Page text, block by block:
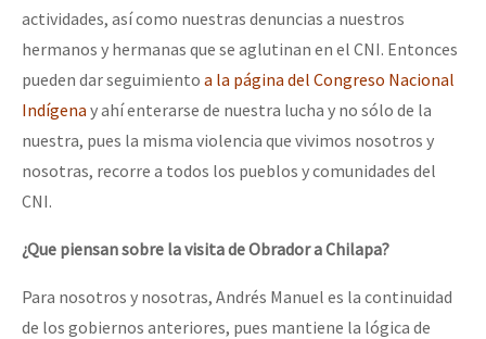
actividades, así como nuestras denuncias a nuestros
hermanos y hermanas que se aglutinan en el CNI. Entonces
pueden dar seguimiento a la página del Congreso Nacional
Indígena y ahí enterarse de nuestra lucha y no sólo de la
nuestra, pues la misma violencia que vivimos nosotros y
nosotras, recorre a todos los pueblos y comunidades del
CNI.
¿Que piensan sobre la visita de Obrador a Chilapa?
Para nosotros y nosotras, Andrés Manuel es la continuidad
de los gobiernos anteriores, pues mantiene la lógica de